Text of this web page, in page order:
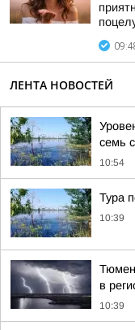
ЛЕНТА НОВОСТЕЙ
семь
10:54
Тура
10:39
в
10:39